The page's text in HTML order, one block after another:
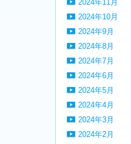
2024年11月
2024年10月
2024年9月
2024年8月
2024年7月
2024年6月
2024年5月
2024年4月
2024年3月
2024年2月